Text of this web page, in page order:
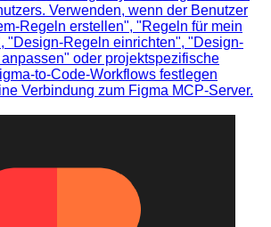
Verwenden, wenn der Benutzer
Regeln erstellen", "Regeln für mein
"Design-Regeln einrichten", "Design-
oder projektspezifische
to-Code-Workflows festlegen
Verbindung zum Figma MCP-Server.